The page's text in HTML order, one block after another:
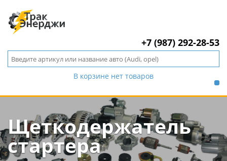
+7 (987) 292-28-53
В корзине нет товаров
Щеткодержатель
стартера